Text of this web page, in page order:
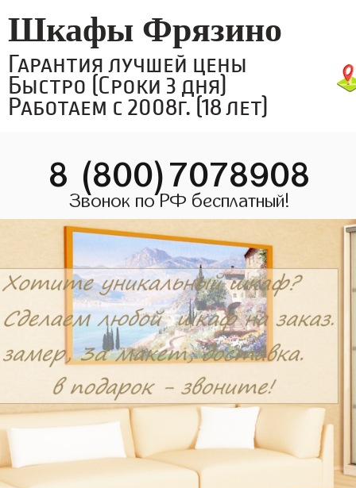
Шкафы Фрязино
Гарантия лучшей цены
Быстро (Сроки 3 дня)
Работаем с 2008г. (18 лет)
8 (800)7078908
Звонок по РФ бесплатный!